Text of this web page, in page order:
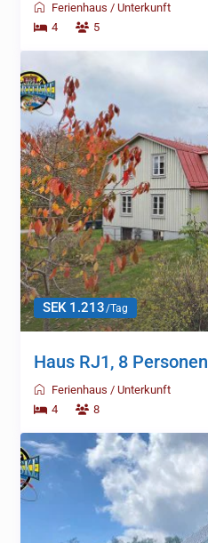
Ferienhaus /Unterkunft
4
5
SEK 1.213/Tag
Haus RJ1, 8 Personen
Ferienhaus /Unterkunft
4
8